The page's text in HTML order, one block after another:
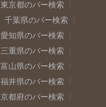
東京都のバー検索
千葉県のバー検索
愛知県のバー検索
三重県のバー検索
富山県のバー検索
福井県のバー検索
京都府のバー検索